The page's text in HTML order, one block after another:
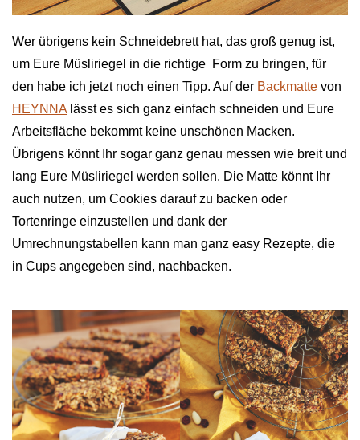
Wer übrigens kein Schneidebrett hat, das groß genug ist,
um Eure Müsliriegel in die richtige Form zu bringen, für
den habe ich jetzt noch einen Tipp. Auf der Backmatte von
HEYNNAlässt es sich ganz einfach schneiden und Eure
Arbeitsfläche bekommt keine unschönen Macken.
Übrigens könnt Ihr sogar ganz genau messen wie breit und
lang Eure Müsliriegel werden sollen. Die Matte könnt Ihr
auch nutzen, um Cookies darauf zu backen oder
Tortenringe einzustellen und dank der
Umrechnungstabellen kann man ganz easy Rezepte, die
in Cups angegeben sind, nachbacken.